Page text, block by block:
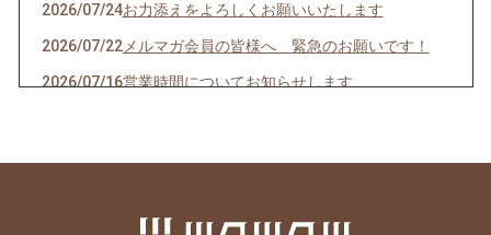
2026/07/24お力添えをよろしくお願いいたします
2026/07/22メルマガ会員の皆様へ 緊急のお願いです！
2026/07/16営業時間についてお知らせします
急なお知らせですみません！